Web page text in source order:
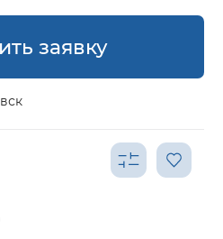
заявку